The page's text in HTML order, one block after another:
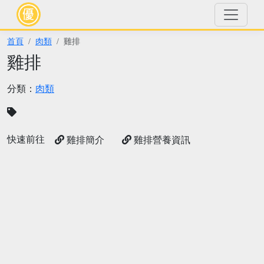
首頁 肉類 雞排
雞排
分類： 肉類
快速前往 雞排簡介 雞排營養資訊